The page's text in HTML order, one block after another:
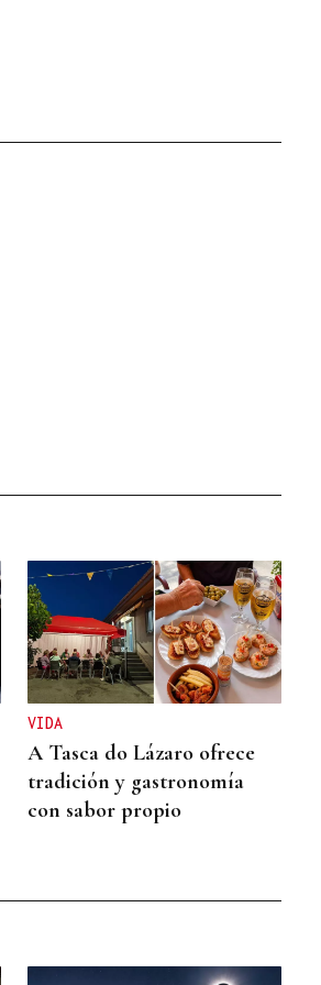
VIDA
A Tasca do Lázaro ofrece
tradición y gastronomía
con sabor propio